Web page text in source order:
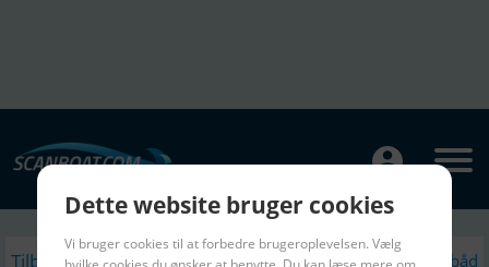
Tilbage Lignende Sejlbåd
Dette website bruger cookies
Vi bruger cookies til at forbedre brugeroplevelsen. Vælg